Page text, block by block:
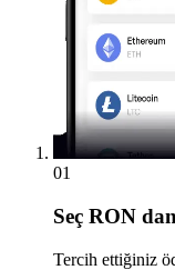
01
Seç RON
Tercih ettiğiniz